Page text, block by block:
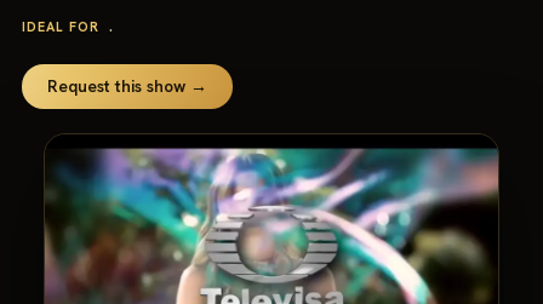
IDEAL FOR .
Request this show →